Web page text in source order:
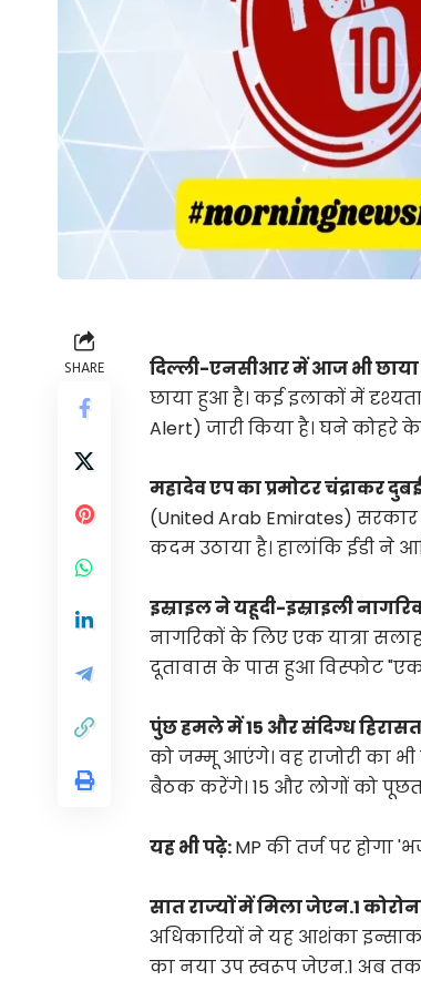
SHARE दिल्ली-एनसीआर में आज भी छाया
छाया हुआ है। कई इलाकों में
Alert) जारी किया है। घने कोहरे के
महादेव एप का प्रमोटर चंद्राकर
(United Arab Emirates)
कदम उठाया है। हालांकि ईडी ने
इस्राइल ने यहूदी-इस्राइली
नागरिकों के लिए एक यात्रा
दूतावास के पास हुआ विस्फोट
पुंछ हमले में 15 और संदिग्ध
को जम्मू आएंगे। वह राजोरी का
बैठक करेंगे। 15 और लोगों को
यह भी पढ़े:MP की तर्ज पर
सात राज्यों में मिला जेएन.1
अधिकारियों ने यह आशंका
का नया उप स्वरूप जेएन.1 अब तक